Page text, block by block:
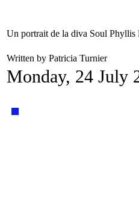
Un portrait de la diva Soul Phyllis
Written by Patricia Turnier
Monday, 24 July